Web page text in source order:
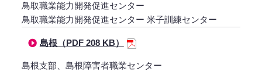
鳥取職業能力開発促進センター
鳥取職業能力開発促進センター 米子訓練センター
島根（PDF 208 KB）
島根支部、島根障害者職業センター